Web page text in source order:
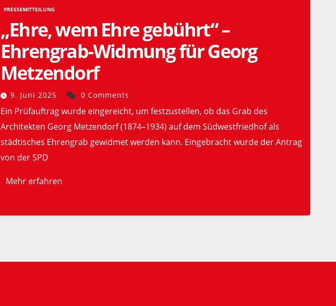
PRESSEMITTEILUNG
„Ehre, wem Ehre gebührt“ –
Ehrengrab-Widmung für Georg
Metzendorf
9. Juni 2025 0 Comments
Ein Prüfauftrag wurde eingereicht, um festzustellen, ob das Grab des
Architekten Georg Metzendorf (1874–1934) auf dem Südwestfriedhof als
städtisches Ehrengrab gewidmet werden kann. Eingebracht wurde der Antrag
von der SPD
Mehr erfahren